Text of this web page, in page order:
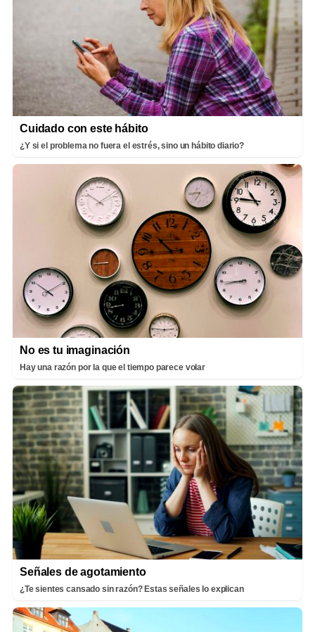
Cuidado con este hábito
¿Y si el problema no fuera el estrés, sino un hábito diario?
No es tu imaginación
Hay una razón por la que el tiempo parece volar
Señales de agotamiento
¿Te sientes cansado sin razón? Estas señales lo explican